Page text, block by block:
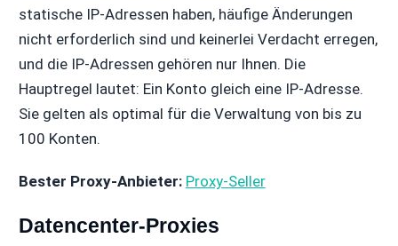
statische IP-Adressen haben, häufige Änderungen
nicht erforderlich sind und keinerlei Verdacht erregen,
und die IP-Adressen gehören nur Ihnen. Die
Hauptregel lautet: Ein Konto gleich eine IP-Adresse.
Sie gelten als optimal für die Verwaltung von bis zu
100 Konten.
Bester Proxy-Anbieter: Proxy-Seller
Datencenter-Proxies